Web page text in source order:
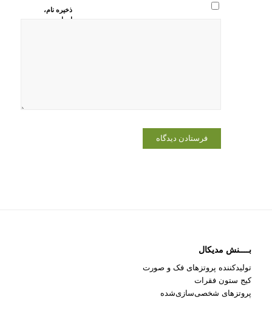
ذخیره نام،
ایمیل و
بــــنش مدیکال
تولیدکننده پروتزهای فک و صورت
کیج ستون فقرات
پروتزهای شخصی‌سازی‌شده